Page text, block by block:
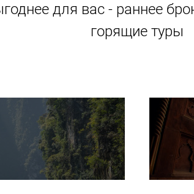
для вас - раннее
горящие туры